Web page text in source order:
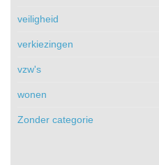
veiligheid
verkiezingen
vzw's
wonen
Zonder categorie